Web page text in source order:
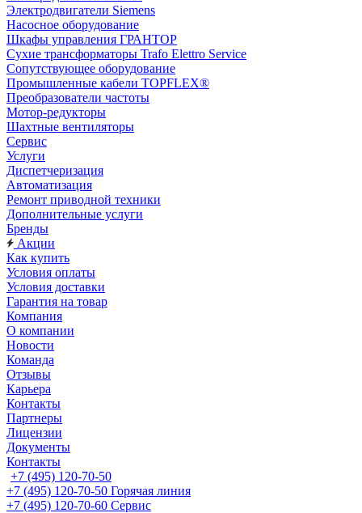
Электродвигатели Siemens
Насосное оборудование
Шкафы управления ГРАНТОР
Сухие трансформаторы Trafo Elettro Service
Сопутствующее оборудование
Промышленные кабели TOPFLEX®
Преобразователи частоты
Мотор-редукторы
Шахтные вентиляторы
Сервис
Услуги
Диспетчеризация
Автоматизация
Ремонт приводной техники
Дополнительные услуги
Бренды
Акции
Как купить
Условия оплаты
Условия доставки
Гарантия на товар
Компания
О компании
Новости
Команда
Отзывы
Карьера
Контакты
Партнеры
Лицензии
Документы
Контакты
+7 (495) 120-70-50
+7 (495) 120-70-50 Горячая линия
+7 (495) 120-70-60 Сервис